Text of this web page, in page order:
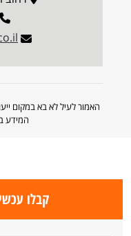
האמור לעיל לא בא במקום
המידע
קבלו